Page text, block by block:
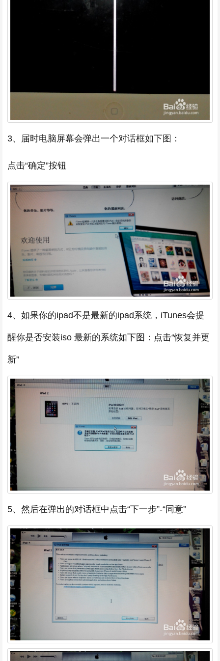
3、届时电脑屏幕会弹出一个对话框如下图：
点击“确定”按钮
4、如果你的ipad不是最新的ipad系统，iTunes会提
醒你是否安装iso 最新的系统如下图：点击“恢复并更
新”
5、然后在弹出的对话框中点击“下一步”-“同意”